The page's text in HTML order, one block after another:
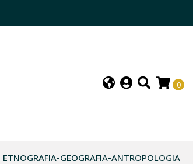
0
ETNOGRAFIA-GEOGRAFIA-ANTROPOLOGIA